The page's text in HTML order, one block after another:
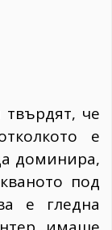
че
е
доминира,
под
е гледна